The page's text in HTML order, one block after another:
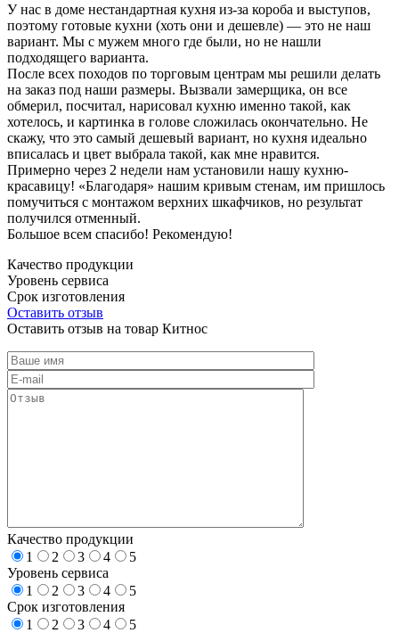
У нас в доме нестандартная кухня из-за короба и выступов,
поэтому готовые кухни (хоть они и дешевле) — это не наш
вариант. Мы с мужем много где были, но не нашли
подходящего варианта.
После всех походов по торговым центрам мы решили делать
на заказ под наши размеры. Вызвали замерщика, он все
обмерил, посчитал, нарисовал кухню именно такой, как
хотелось, и картинка в голове сложилась окончательно. Не
скажу, что это самый дешевый вариант, но кухня идеально
вписалась и цвет выбрала такой, как мне нравится.
Примерно через 2 недели нам установили нашу кухню-
красавицу! «Благодаря» нашим кривым стенам, им пришлось
помучиться с монтажом верхних шкафчиков, но результат
получился отменный.
Большое всем спасибо! Рекомендую!
Качество продукции
Уровень сервиса
Срок изготовления
Оставить отзыв
Оставить отзыв на товар Китнос
Качество продукции
1
2 3 4
5
Уровень сервиса
1
2 3 4
5
Срок изготовления
1
2 3 4
5